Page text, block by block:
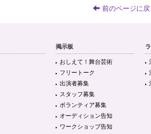
前のページに戻
掲示板
おしえて！舞台芸術
フリートーク
出演者募集
スタッフ募集
ボランティア募集
オーディション告知
ワークショップ告知